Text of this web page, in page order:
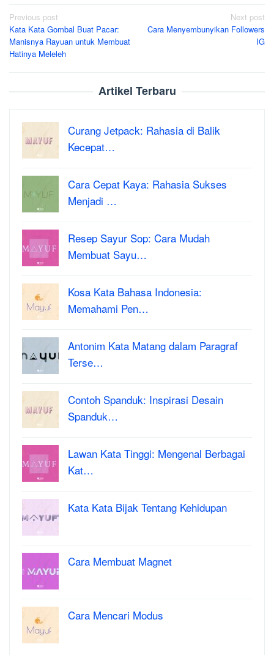
Post
navigation
Previous post
Kata Kata Gombal Buat Pacar:
Manisnya Rayuan untuk Membuat
Hatinya Meleleh
Next post
Cara Menyembunyikan Followers
IG
Artikel Terbaru
Curang Jetpack: Rahasia di Balik
Kecepat…
Cara Cepat Kaya: Rahasia Sukses
Menjadi …
Resep Sayur Sop: Cara Mudah
Membuat Sayu…
Kosa Kata Bahasa Indonesia:
Memahami Pen…
Antonim Kata Matang dalam Paragraf
Terse…
Contoh Spanduk: Inspirasi Desain
Spanduk…
Lawan Kata Tinggi: Mengenal Berbagai
Kat…
Kata Kata Bijak Tentang Kehidupan
Cara Membuat Magnet
Cara Mencari Modus